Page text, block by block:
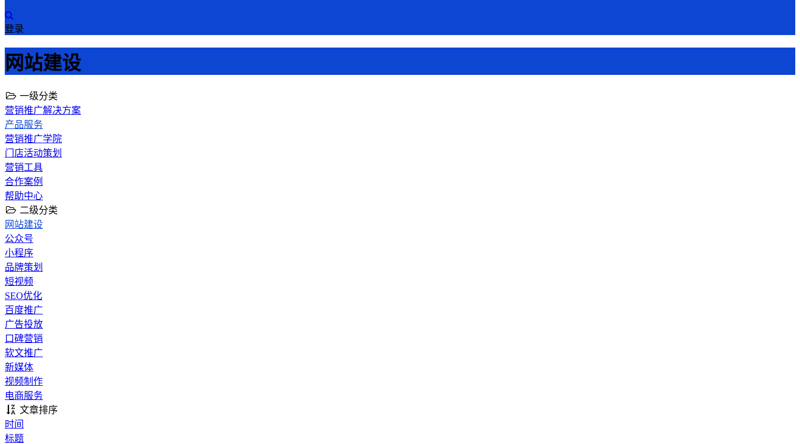
登录
网站建设
一级分类
营销推广解决方案
产品服务
营销推广学院
门店活动策划
营销工具
合作案例
帮助中心
二级分类
网站建设
公众号
小程序
品牌策划
短视频
SEO优化
百度推广
广告投放
口碑营销
软文推广
新媒体
视频制作
电商服务
文章排序
时间
标题